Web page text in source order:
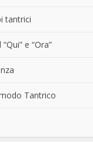
tantrici
e “Ora”
Tantrico